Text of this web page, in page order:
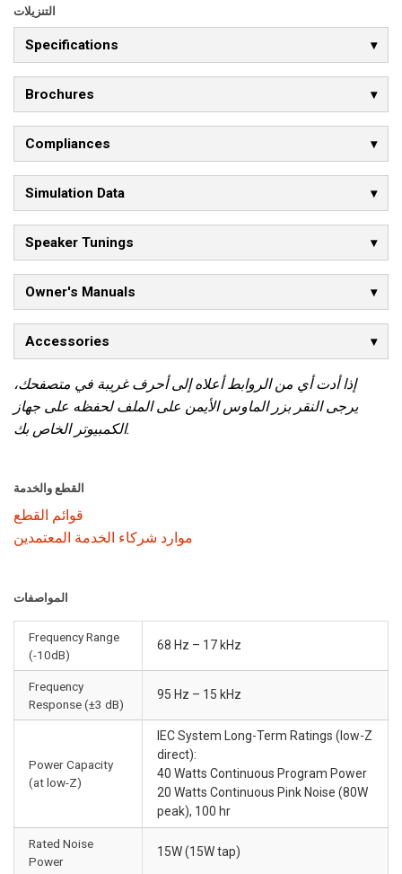
التنزيلات
Specifications
Brochures
Compliances
Simulation Data
Speaker Tunings
Owner's Manuals
Accessories
إذا أدت أي من الروابط أعلاه إلى أحرف غريبة في متصفحك،
يرجى النقر بزر الماوس الأيمن على الملف لحفظه على جهاز
الكمبيوتر الخاص بك.
القطع والخدمة
قوائم القطع
موارد شركاء الخدمة المعتمدين
المواصفات
Frequency Range
(-10dB)
68 Hz – 17 kHz
Frequency
Response (±3 dB)
95 Hz – 15 kHz
Power Capacity
(at low-Z)
IEC System Long-Term Ratings (low-Z
direct):
40 Watts Continuous Program Power
20 Watts Continuous Pink Noise (80W
peak), 100 hr
Rated Noise
Power
15W (15W tap)